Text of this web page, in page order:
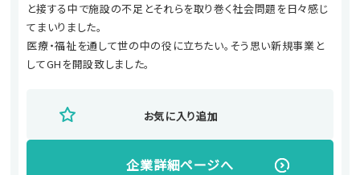
と接する中で施設の不足とそれらを取り巻く社会問題を日々感じ
てまいりました。
医療・福祉を通して世の中の役に立ちたい。そう思い新規事業と
してGHを開設致しました。
お気に入り追加
企業詳細ページへ